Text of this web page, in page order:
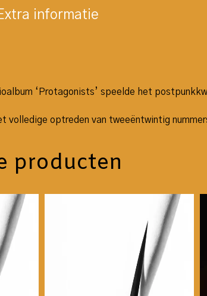
informatie
‘Protagonists’ speelde het
volledige optreden van tweeëntwintig
producten